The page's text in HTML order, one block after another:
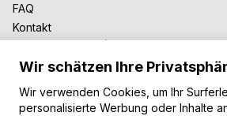
FAQ
Kontakt
Zusammenarbeit
Für Blogger
B2B-Zusammenarbeit
Unsere Teppiche
Wir schätzen Ihre
Wir verwenden Cookies, um Ihr
personalisierte Werbung oder Inhalte